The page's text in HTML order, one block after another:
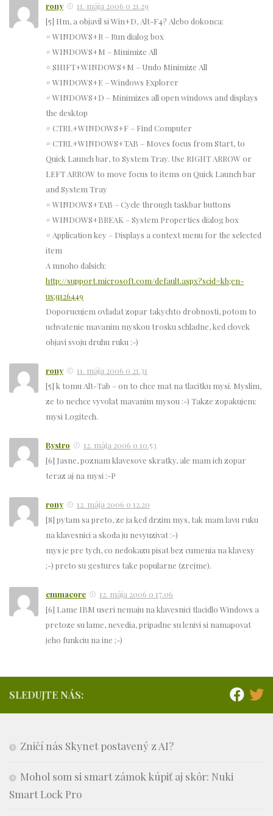
rony
11. mája 2006 o 21.29
[5] Hm, a objavil si Win+D, Alt-F4? Alebo dokonca:
# WINDOWS+R – Run dialog box
# WINDOWS+M – Minimize All
# SHIFT+WINDOWS+M – Undo Minimize All
# WINDOWS+E – Windows Explorer
# WINDOWS+D – Minimizes all open windows and displays
the desktop
# CTRL+WINDOWS+F – Find Computer
# CTRL+WINDOWS+TAB – Moves focus from Start, to
Quick Launch bar, to System Tray. Use RIGHT ARROW or
LEFT ARROW to move focus to items on Quick Launch bar
and System Tray
# WINDOWS+TAB – Cycle through taskbar buttons
# WINDOWS+BREAK – System Properties dialog box
# Application key – Displays a context menu for the selected
item
A mnoho dalsich:
http://support.microsoft.com/default.aspx?scid=kb;en-
us;q126449
Doporucujem ovladat zopar takychto drobnosti, potom to
uchvatenie mavanim myskou trosku schladne, ked clovek
objavi svoju druhu ruku :-)
rony
11. mája 2006 o 21.31
[5] k tomu Alt-Tab – on to chce mat na tlacitku mysi. Myslim,
ze to nechce vyvolat mavanim mysou :-) Takze zopakujem:
mysi Logitech.
Bystro
12. mája 2006 o 10.53
[6] Jasne, poznam klavesove skratky, ale mam ich zopar
teraz aj na mysi :-P
rony
12. mája 2006 o 12.20
[8] pytam sa preto, ze ja ked drzim mys, tak mam lavu ruku
na klavesnici a skoda ju nevyuzivat :-)
mys je pre tych, co nedokazu pisat bez cumenia na klavesy
;-) preto su gestures take popularne (zrejme).
emmacore
12. mája 2006 o 17.06
[6] Lame IBM useri nemaju na klavesnici tlacidlo Windows a
pretoze su lame, nevedia, pripadne su lenivi si namapovat
jeho funkciu na ine ;-)
SLEDUJTE NÁS:
Zničí nás Skynet postavený z AI?
Mohol som si smart zámok kúpiť aj skôr: Nuki
Smart Lock Pro